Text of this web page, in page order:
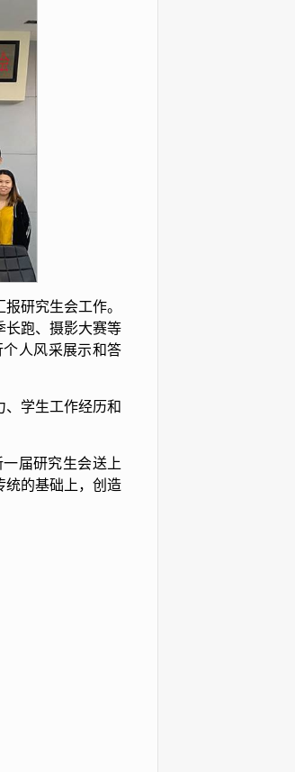
研究生会工作。
长跑、摄影大赛等
人风采展示和答
、学生工作经历和
届研究生会送上
统的基础上，创造